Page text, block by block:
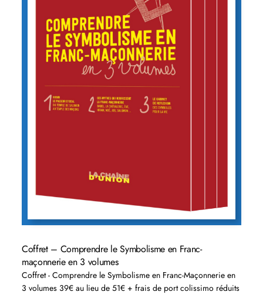
Coffret – Comprendre le Symbolisme en Franc-
maçonnerie en 3 volumes
Coffret - Comprendre le Symbolisme en Franc-Maçonnerie en
3 volumes 39€ au lieu de 51€ + frais de port colissimo réduits